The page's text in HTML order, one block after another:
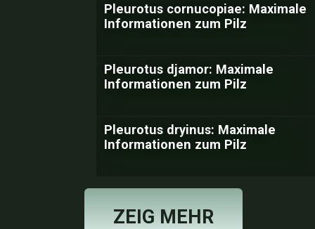
Pleurotus cornucopiae: Maximale
Informationen zum Pilz
Pleurotus djamor: Maximale
Informationen zum Pilz
Pleurotus dryinus: Maximale
Informationen zum Pilz
ZEIG MEHR